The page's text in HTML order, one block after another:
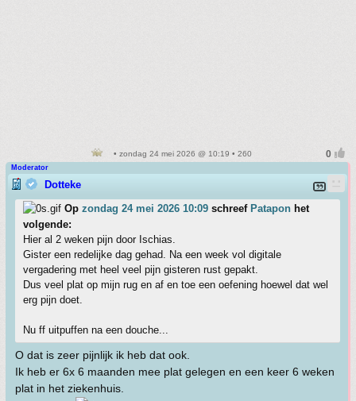
• zondag 24 mei 2026 @ 10:19 • 260
Moderator
Dotteke
Op zondag 24 mei 2026 10:09 schreef Patapon het
volgende:
Hier al 2 weken pijn door Ischias.
Gister een redelijke dag gehad. Na een week vol digitale
vergadering met heel veel pijn gisteren rust gepakt.
Dus veel plat op mijn rug en af en toe een oefening hoewel dat wel
erg pijn doet.
Nu ff uitpuffen na een douche...
O dat is zeer pijnlijk ik heb dat ook.
Ik heb er 6x 6 maanden mee plat gelegen en een keer 6 weken
plat in het ziekenhuis.